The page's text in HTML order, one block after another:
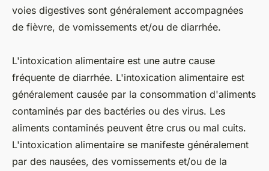
voies digestives sont généralement accompagnées
de fièvre, de vomissements et/ou de diarrhée.
L'intoxication alimentaire est une autre cause
fréquente de diarrhée. L'intoxication alimentaire est
généralement causée par la consommation d'aliments
contaminés par des bactéries ou des virus. Les
aliments contaminés peuvent être crus ou mal cuits.
L'intoxication alimentaire se manifeste généralement
par des nausées, des vomissements et/ou de la